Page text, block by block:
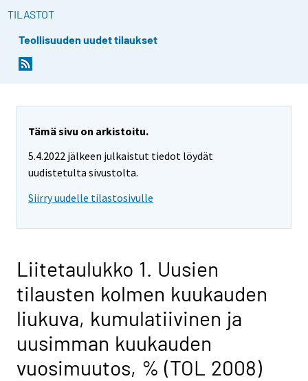
TILASTOT
Teollisuuden uudet tilaukset
Tämä sivu on arkistoitu.
5.4.2022 jälkeen julkaistut tiedot löydät
uudistetulta sivustolta.
Siirry uudelle tilastosivulle
Liitetaulukko 1. Uusien
tilausten kolmen kuukauden
liukuva, kumulatiivinen ja
uusimman kuukauden
vuosimuutos, % (TOL 2008)